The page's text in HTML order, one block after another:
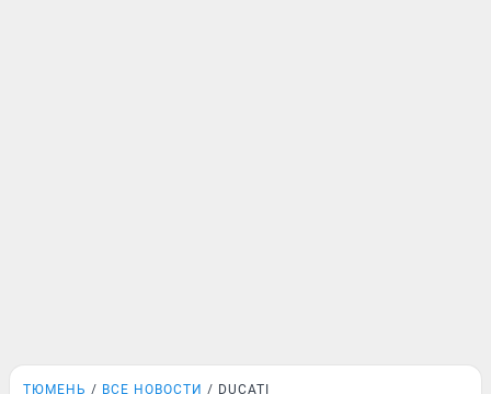
ТЮМЕНЬ ВСЕ НОВОСТИ DUCATI